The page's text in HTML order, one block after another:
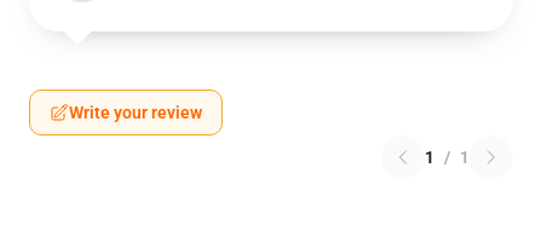
Write your review
1 / 1